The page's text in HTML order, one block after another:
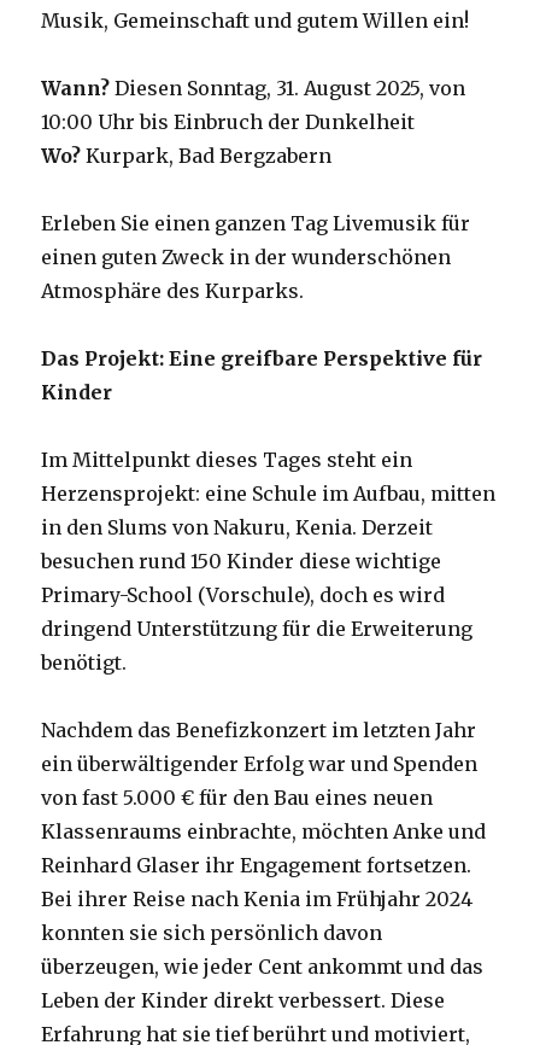
Musik, Gemeinschaft und gutem Willen ein!
Wann? Diesen Sonntag, 31. August 2025, von
10:00 Uhr bis Einbruch der Dunkelheit
Wo? Kurpark, Bad Bergzabern
Erleben Sie einen ganzen Tag Livemusik für
einen guten Zweck in der wunderschönen
Atmosphäre des Kurparks.
Das Projekt: Eine greifbare Perspektive für
Kinder
Im Mittelpunkt dieses Tages steht ein
Herzensprojekt: eine Schule im Aufbau, mitten
in den Slums von Nakuru, Kenia. Derzeit
besuchen rund 150 Kinder diese wichtige
Primary-School (Vorschule), doch es wird
dringend Unterstützung für die Erweiterung
benötigt.
Nachdem das Benefizkonzert im letzten Jahr
ein überwältigender Erfolg war und Spenden
von fast 5.000 € für den Bau eines neuen
Klassenraums einbrachte, möchten Anke und
Reinhard Glaser ihr Engagement fortsetzen.
Bei ihrer Reise nach Kenia im Frühjahr 2024
konnten sie sich persönlich davon
überzeugen, wie jeder Cent ankommt und das
Leben der Kinder direkt verbessert. Diese
Erfahrung hat sie tief berührt und motiviert,